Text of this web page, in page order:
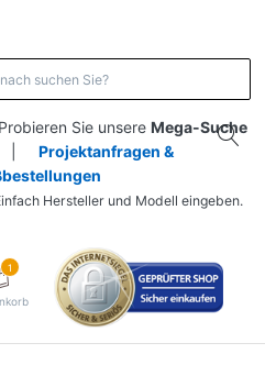
Probieren Sie unsere Mega-Suche
| Projektanfragen &
Hersteller und Modell eingeben.
1